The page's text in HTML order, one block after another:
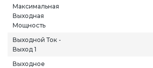
Максимальная
Выходная
Мощность
Выходной Ток -
Выход 1
Выходное